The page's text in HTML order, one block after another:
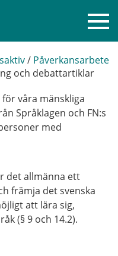
/ Påverkansarbete
och debattartiklar
våra mänskliga
Språklagen och FN:s
med
det allmänna ett
främja det svenska
att lära sig,
(§ 9 och 14.2).